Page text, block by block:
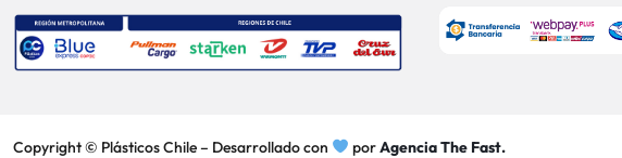
Copyright © Plásticos Chile – Desarrollado con porAgencia The Fast.